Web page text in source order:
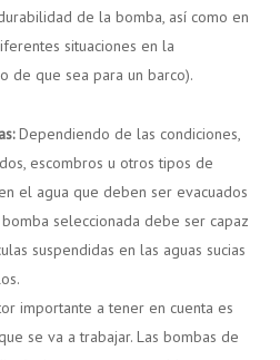
de la bomba, así como en
situaciones en la
de que sea para un barco).
Dependiendo de las condiciones,
escombros u otros tipos de
el agua que deben ser evacuados
seleccionada debe ser capaz
suspendidas en las aguas sucias
importante a tener en cuenta es
se va a trabajar. Las bombas de